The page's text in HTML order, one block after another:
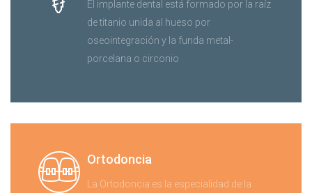
El implante dental está formado por la raíz
de titanio unida al hueso por
oseointegración y la funda metal-
porcelana o circonio
Ortodoncia
La Ortodoncia es la especialidad de la